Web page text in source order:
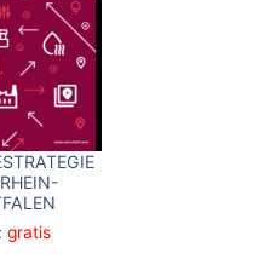
gratis